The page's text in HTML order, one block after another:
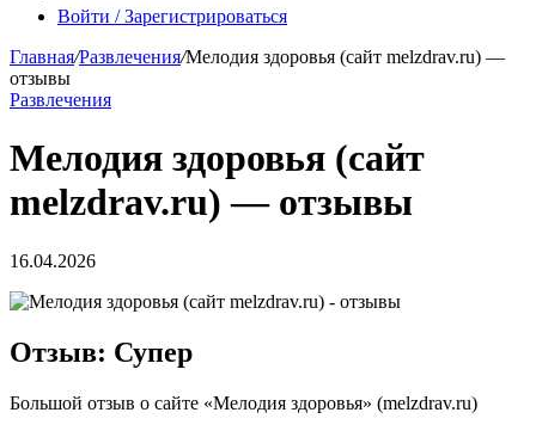
статья
Войти / Зарегистрироваться
Главная/Развлечения/Мелодия здоровья (сайт melzdrav.ru) —
отзывы
Развлечения
Мелодия здоровья (сайт
melzdrav.ru) — отзывы
16.04.2026
Отзыв: Супер
Большой отзыв о сайте «Мелодия здоровья» (melzdrav.ru)